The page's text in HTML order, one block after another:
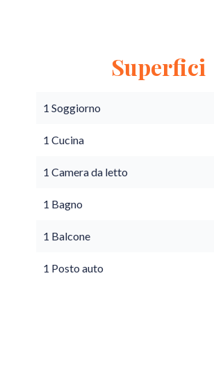
Superfici
1 Soggiorno
1 Cucina
1 Camera da letto
1 Bagno
1 Balcone
1 Posto auto